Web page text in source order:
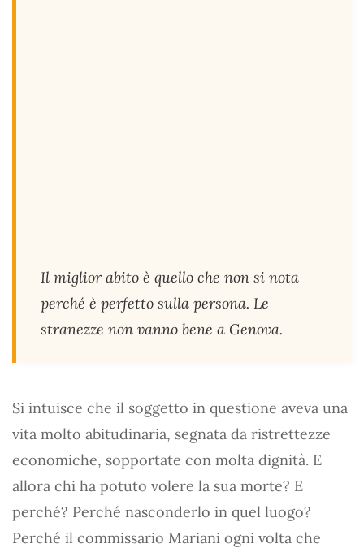
Il miglior abito è quello che non si nota
perché è perfetto sulla persona. Le
stranezze non vanno bene a Genova.
Si intuisce che il soggetto in questione aveva una
vita molto abitudinaria, segnata da ristrettezze
economiche, sopportate con molta dignità. E
allora chi ha potuto volere la sua morte? E
perché? Perché nasconderlo in quel luogo?
Perché il commissario Mariani ogni volta che